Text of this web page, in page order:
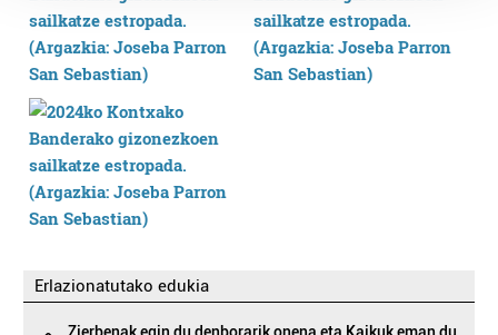
Guk eta gure bazkideek zure datu pertsonalak
prozesatzen ditugu, zure IP zenbakia, besteak beste,
teknologia erabiliz, cookieak adibidez, iragarki eta eduki
neurtzeko, jendeari buruzko informazioa biltzeko eta
produktuak garatzeko. Zure datuak nork eta zertarako
erabiltzen dituen hauta dezakezu.
Bazkide batzuek ez dizute baimenik eskatzen, eta beren
bazkideen zerrenda, beren ustez zein helburutarako
duten interes legitimoa eta horren aurka nola egin
Erlazionatutako edukia